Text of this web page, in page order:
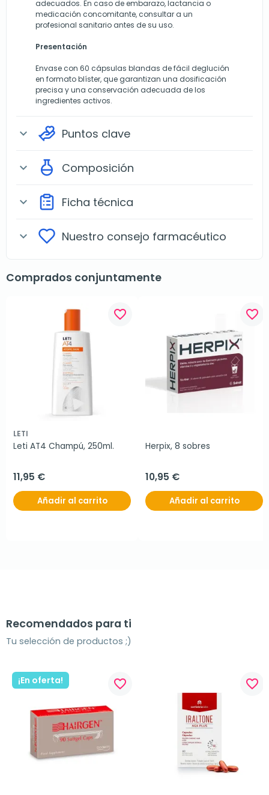
adecuados. En caso de embarazo, lactancia o
medicación concomitante, consultar a un
profesional sanitario antes de su uso.
Presentación
Envase con 60 cápsulas blandas de fácil deglución
en formato blíster, que garantizan una dosificación
precisa y una conservación adecuada de los
ingredientes activos.
expand_more Puntos clave
expand_more Composición
expand_more Ficha técnica
expand_more Nuestro consejo farmacéutico
Comprados conjuntamente
favorite_border
LETI
Leti AT4 Champú, 250ml.
11,95 €
Añadir al carrito
favorite_border
Herpix, 8 sobres
10,95 €
Añadir al carrito
Recomendados para ti
Tu selección de productos ;)
¡En oferta! favorite_border favorite_border